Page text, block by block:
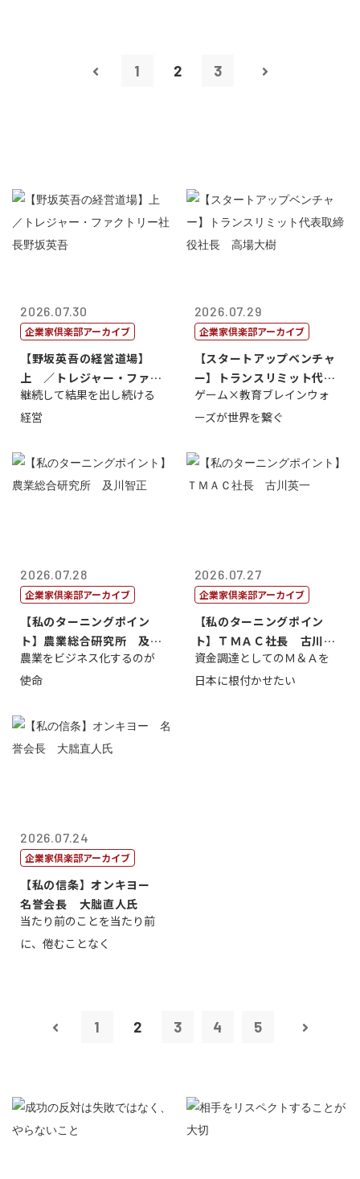
1 2 3
2026.07.30
企業家倶楽部アーカイブ
【野坂英吾の経営道場】
上 ／トレジャー・ファク
トリー社長野坂...
継続して結果を出し続ける
経営
2026.07.29
企業家倶楽部アーカイブ
【スタートアップベンチャ
ー】トランスリミット代表
取締役社長 ...
ゲーム×教育ブレインウォ
ーズが世界を繋ぐ
2026.07.28
企業家倶楽部アーカイブ
【私のターニングポイン
ト】農業総合研究所 及川
智正
農業をビジネス化するのが
使命
2026.07.27
企業家倶楽部アーカイブ
【私のターニングポイン
ト】ＴＭＡＣ社長 古川英
一
資金調達としてのＭ＆Ａを
日本に根付かせたい
2026.07.24
企業家倶楽部アーカイブ
【私の信条】オンキヨー
名誉会長 大朏直人氏
当たり前のことを当たり前
に、倦むことなく
1 2 3 4 5